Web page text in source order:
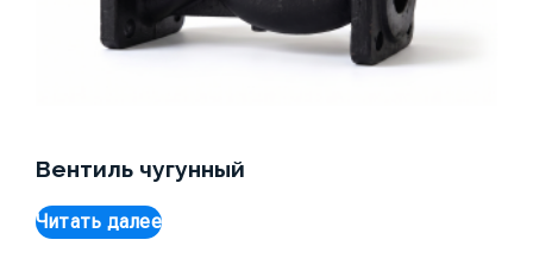
Вентиль чугунный
Читать далее